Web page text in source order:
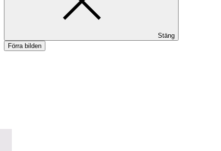
Evenemang
Inspiration
Stäng
Förra bilden